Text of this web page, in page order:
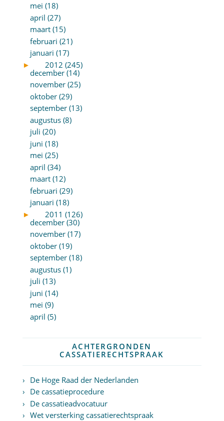
mei (18)
april (27)
maart (15)
februari (21)
januari (17)
►
2012 (245)
december (14)
november (25)
oktober (29)
september (13)
augustus (8)
juli (20)
juni (18)
mei (25)
april (34)
maart (12)
februari (29)
januari (18)
►
2011 (126)
december (30)
november (17)
oktober (19)
september (18)
augustus (1)
juli (13)
juni (14)
mei (9)
april (5)
ACHTERGRONDEN
CASSATIERECHTSPRAAK
De Hoge Raad der Nederlanden
De cassatieprocedure
De cassatieadvocatuur
Wet versterking cassatierechtspraak